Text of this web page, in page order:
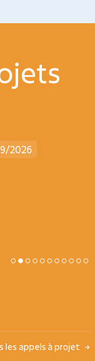
2026
les appels à projet